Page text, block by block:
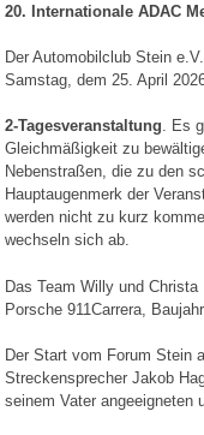
20. Internationale ADAC
Der Automobilclub Stein
Samstag, dem 25. April
2-Tagesveranstaltung. Es
Gleichmäßigkeit zu
Nebenstraßen, die zu den
Hauptaugenmerk der
werden nicht zu kurz
wechseln sich ab.
Das Team Willy und
Porsche 911Carrera,
Der Start vom Forum Stein
Streckensprecher Jakob
seinem Vater angeeigneten